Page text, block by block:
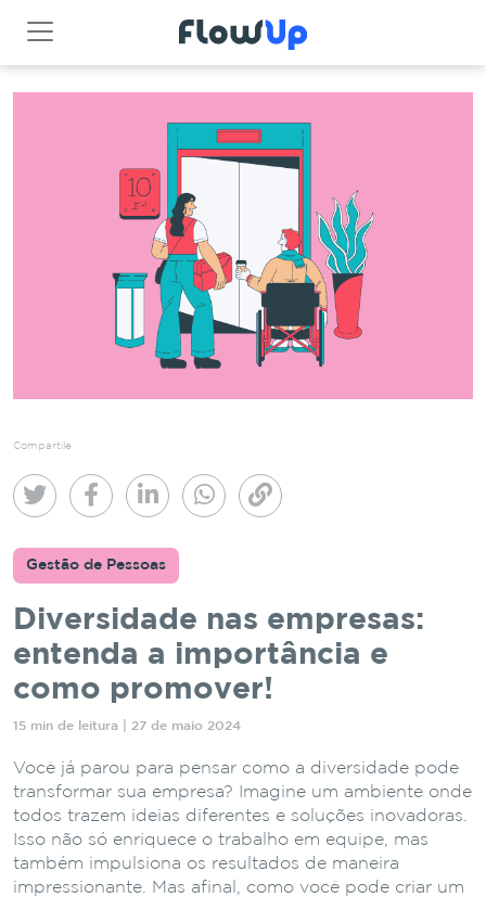
Compartile
Gestão de Pessoas
Diversidade nas empresas:
entenda a importância e
como promover!
15 min de leitura | 27 de maio 2024
Você já parou para pensar como a diversidade pode
transformar sua empresa? Imagine um ambiente onde
todos trazem ideias diferentes e soluções inovadoras.
Isso não só enriquece o trabalho em equipe, mas
também impulsiona os resultados de maneira
impressionante. Mas afinal, como você pode criar um